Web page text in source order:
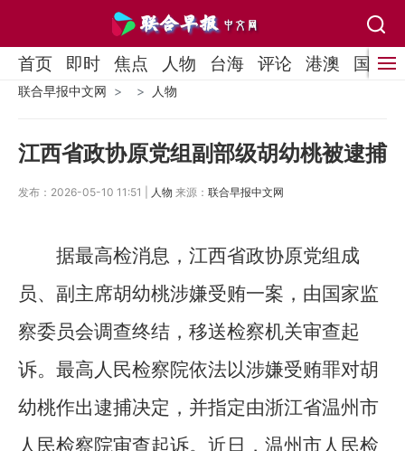
首页 即时 焦点 人物 台海 评论 港澳 国际
联合早报中文网 人物
江西省政协原党组副部级胡幼桃被逮捕
发布：2026-05-10 11:51 | 人物 来源： 联合早报中文网
据最高检消息，江西省政协原党组成
员、副主席胡幼桃涉嫌受贿一案，由国家监
察委员会调查终结，移送检察机关审查起
诉。最高人民检察院依法以涉嫌受贿罪对胡
幼桃作出逮捕决定，并指定由浙江省温州市
人民检察院审查起诉。近日，温州市人民检